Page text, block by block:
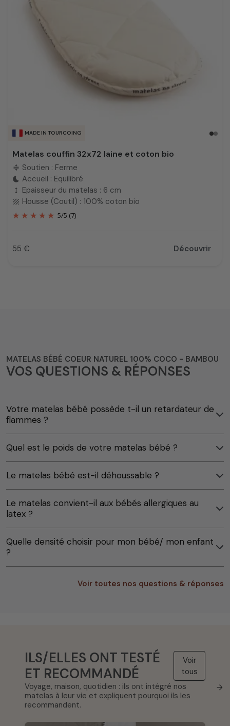
MADE IN TOURCOING
Matelas couffin 32x72 laine et coton bio
compress Soutien : Ferme
bedtime Accueil : Equilibré
height Epaisseur du matelas : 6 cm
texture Housse (Coutil) : 100% coton bio
5/5 (7)
Prix
55 € Découvrir
MATELAS BÉBÉ COEUR NATUREL 100% COCO - BAMBOU
VOS QUESTIONS & RÉPONSES
Votre matelas bébé possède t-il un retardateur de
flammes ?
Quel est le poids de votre matelas bébé ?
Le matelas bébé est-il déhoussable ?
Le matelas convient-il aux bébés allergiques au
latex ?
Quelle densité choisir pour mon bébé/ mon enfant
?
Voir toutes nos questions & réponses
ILS/ELLES ONT TESTÉ
ET RECOMMANDÉ
Voir
tous
→
Voyage, maison, quotidien : ils ont intégré nos
matelas à leur vie et expliquent pourquoi ils les
recommandent.